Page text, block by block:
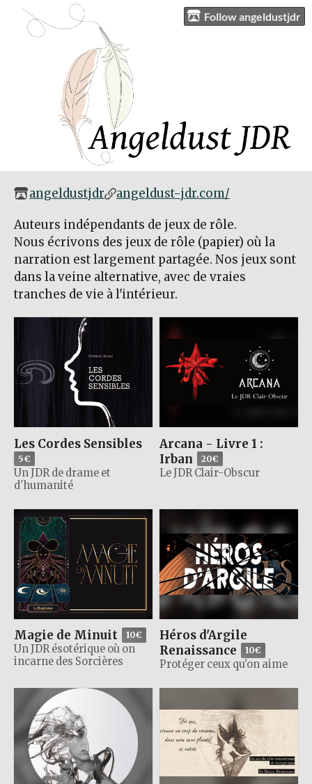
Follow angeldustjdr
angeldustjdr angeldust-jdr.com/
Auteurs indépendants de jeux de rôle.
Nous écrivons des jeux de rôle (papier) où la
narration est largement partagée. Nos jeux sont
dans la veine alternative, avec de vraies
tranches de vie à l'intérieur.
Les Cordes Sensibles
5€
Un JDR de drame et
d'humanité
Arcana - Livre 1 :
Irban
20€
Le JDR Clair-Obscur
Magie de Minuit 10€
Un JDR ésotérique où on
incarne des Sorcières
Héros d'Argile
Renaissance
10€
Protéger ceux qu'on aime